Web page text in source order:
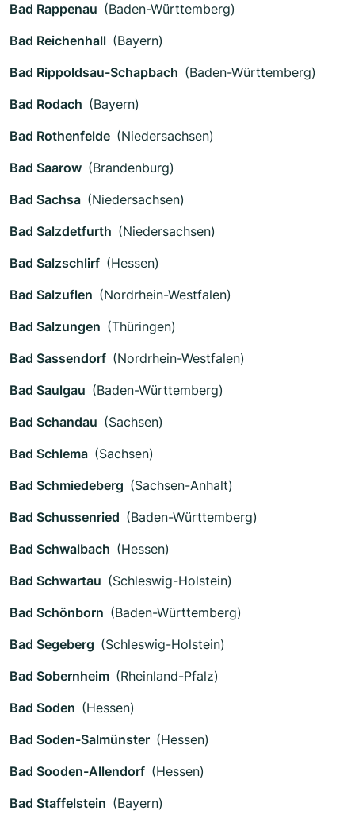
Bad Rappenau (Baden-Württemberg)
Bad Reichenhall (Bayern)
Bad Rippoldsau-Schapbach (Baden-Württemberg)
Bad Rodach (Bayern)
Bad Rothenfelde (Niedersachsen)
Bad Saarow (Brandenburg)
Bad Sachsa (Niedersachsen)
Bad Salzdetfurth (Niedersachsen)
Bad Salzschlirf (Hessen)
Bad Salzuflen (Nordrhein-Westfalen)
Bad Salzungen (Thüringen)
Bad Sassendorf (Nordrhein-Westfalen)
Bad Saulgau (Baden-Württemberg)
Bad Schandau (Sachsen)
Bad Schlema (Sachsen)
Bad Schmiedeberg (Sachsen-Anhalt)
Bad Schussenried (Baden-Württemberg)
Bad Schwalbach (Hessen)
Bad Schwartau (Schleswig-Holstein)
Bad Schönborn (Baden-Württemberg)
Bad Segeberg (Schleswig-Holstein)
Bad Sobernheim (Rheinland-Pfalz)
Bad Soden (Hessen)
Bad Soden-Salmünster (Hessen)
Bad Sooden-Allendorf (Hessen)
Bad Staffelstein (Bayern)